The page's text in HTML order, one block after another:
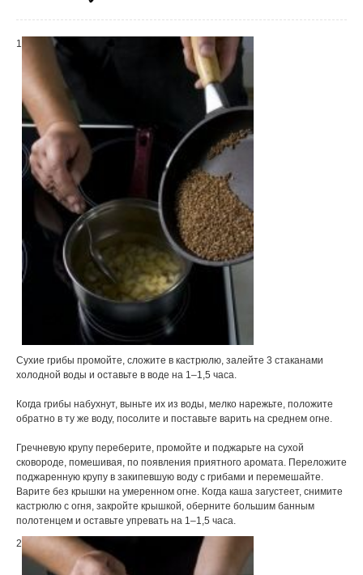
1
Сухие грибы промойте, сложите в кастрюлю, залейте 3 стаканами
холодной воды и оставьте в воде на 1–1,5 часа.
Когда грибы набухнут, выньте их из воды, мелко нарежьте, положите
обратно в ту же воду, посолите и поставьте варить на среднем огне.
Гречневую крупу переберите, промойте и поджарьте на сухой
сковороде, помешивая, по появления приятного аромата. Переложите
поджаренную крупу в закипевшую воду с грибами и перемешайте.
Варите без крышки на умеренном огне. Когда каша загустеет, снимите
кастрюлю с огня, закройте крышкой, оберните большим банным
полотенцем и оставьте упревать на 1–1,5 часа.
2